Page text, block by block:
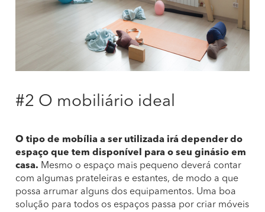
#2 O mobiliário ideal
O tipo de mobília a ser utilizada irá depender do
espaço que tem disponível para o seu ginásio em
casa. Mesmo o espaço mais pequeno deverá contar
com algumas prateleiras e estantes, de modo a que
possa arrumar alguns dos equipamentos. Uma boa
solução para todos os espaços passa por criar móveis